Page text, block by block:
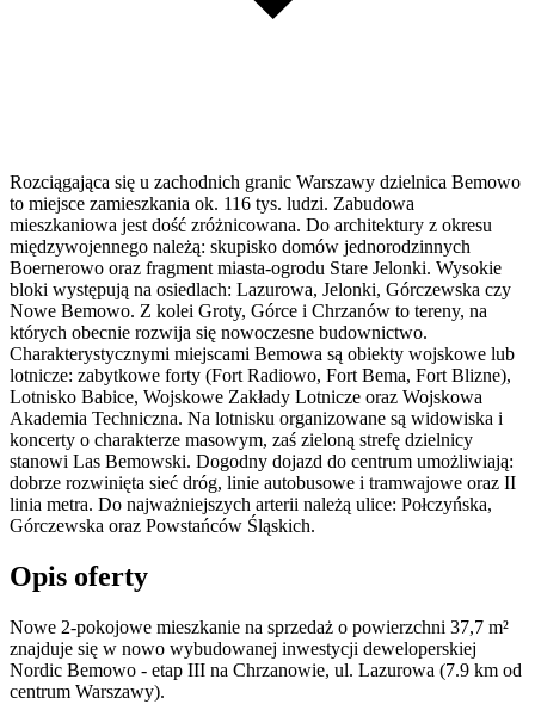
Rozciągająca się u zachodnich granic Warszawy dzielnica Bemowo
to miejsce zamieszkania ok. 116 tys. ludzi. Zabudowa
mieszkaniowa jest dość zróżnicowana. Do architektury z okresu
międzywojennego należą: skupisko domów jednorodzinnych
Boernerowo oraz fragment miasta-ogrodu Stare Jelonki. Wysokie
bloki występują na osiedlach: Lazurowa, Jelonki, Górczewska czy
Nowe Bemowo. Z kolei Groty, Górce i Chrzanów to tereny, na
których obecnie rozwija się nowoczesne budownictwo.
Charakterystycznymi miejscami Bemowa są obiekty wojskowe lub
lotnicze: zabytkowe forty (Fort Radiowo, Fort Bema, Fort Blizne),
Lotnisko Babice, Wojskowe Zakłady Lotnicze oraz Wojskowa
Akademia Techniczna. Na lotnisku organizowane są widowiska i
koncerty o charakterze masowym, zaś zieloną strefę dzielnicy
stanowi Las Bemowski. Dogodny dojazd do centrum umożliwiają:
dobrze rozwinięta sieć dróg, linie autobusowe i tramwajowe oraz II
linia metra. Do najważniejszych arterii należą ulice: Połczyńska,
Górczewska oraz Powstańców Śląskich.
Opis oferty
Nowe 2-pokojowe mieszkanie na sprzedaż o powierzchni 37,7 m²
znajduje się w nowo wybudowanej inwestycji deweloperskiej
Nordic Bemowo - etap III na Chrzanowie, ul. Lazurowa (7.9 km od
centrum Warszawy).